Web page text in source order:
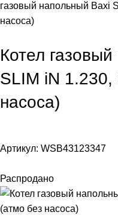
газовый напольный Baxi
насоса)
Котел
SLIM iN 1.230,
насоса)
Артикул: WSB43123347
Распродано